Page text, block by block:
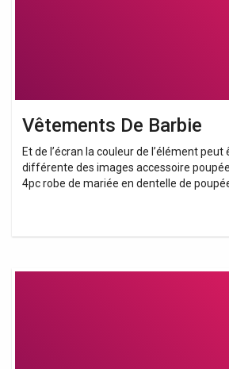
Vêtements De Barbie
Et de l’écran la couleur de l’élément
différente des images accessoire
4pc robe de mariée en dentelle de
Vetements